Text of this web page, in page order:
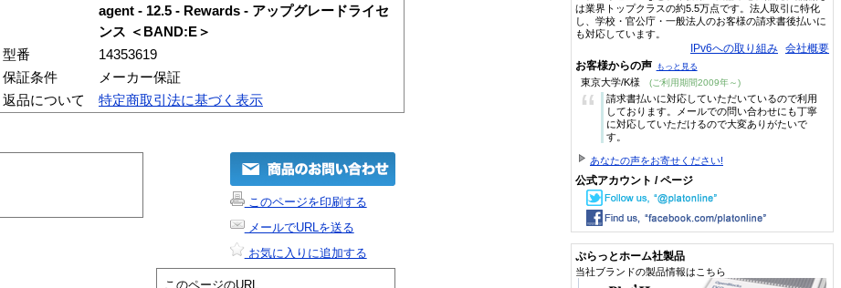
agent - 12.5 - Rewards - アップグレードライセ
ンス ＜BAND:E＞
型番
14353619
保証条件
メーカー保証
返品について
特定商取引法に基づく表示
このページを印刷する
メールでURLを送る
お気に入りに追加する
このページのURL
は業界トップクラスの約5.5万点です。法人取引に特化
し、学校・官公庁・一般法人のお客様の請求書後払いに
も対応しています。
IPv6への取り組み 会社概要
お客様からの声 もっと見る
東京大学/K様 (ご利用期間2009年～)
“
請求書払いに対応していただいているので利用
しております。メールでの問い合わせにも丁寧
に対応していただけるので大変ありがたいで
す。
あなたの声をお寄せください!
公式アカウント / ページ
ぷらっとホーム社製品
当社ブランドの製品情報はこちら